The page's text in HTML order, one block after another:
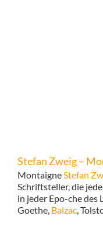
Stefan Zweig –
MontaigneStefan
Schriftsteller, die
in jeder Epo-che des
Goethe, Balzac,